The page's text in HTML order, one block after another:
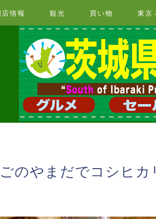
情報 観光 買い物 東京
ごのやまだでコシヒ